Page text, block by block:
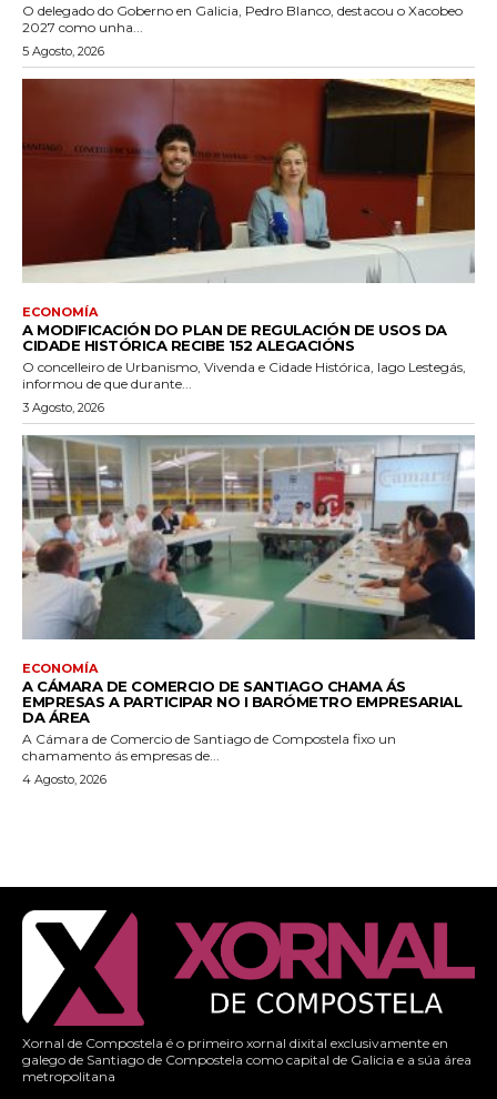
O delegado do Goberno en Galicia, Pedro Blanco, destacou o Xacobeo
2027 como unha...
5 Agosto, 2026
ECONOMÍA
A MODIFICACIÓN DO PLAN DE REGULACIÓN DE USOS DA
CIDADE HISTÓRICA RECIBE 152 ALEGACIÓNS
O concelleiro de Urbanismo, Vivenda e Cidade Histórica, Iago Lestegás,
informou de que durante...
3 Agosto, 2026
ECONOMÍA
A CÁMARA DE COMERCIO DE SANTIAGO CHAMA ÁS
EMPRESAS A PARTICIPAR NO I BARÓMETRO EMPRESARIAL
DA ÁREA
A Cámara de Comercio de Santiago de Compostela fixo un
chamamento ás empresas de...
4 Agosto, 2026
Xornal de Compostela é o primeiro xornal dixital exclusivamente en
galego de Santiago de Compostela como capital de Galicia e a súa área
metropolitana